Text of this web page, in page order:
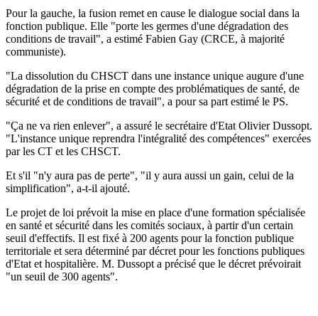
Pour la gauche, la fusion remet en cause le dialogue social dans la
fonction publique. Elle "porte les germes d'une dégradation des
conditions de travail", a estimé Fabien Gay (CRCE, à majorité
communiste).
"La dissolution du CHSCT dans une instance unique augure d'une
dégradation de la prise en compte des problématiques de santé, de
sécurité et de conditions de travail", a pour sa part estimé le PS.
"Ça ne va rien enlever", a assuré le secrétaire d'Etat Olivier Dussopt.
"L'instance unique reprendra l'intégralité des compétences" exercées
par les CT et les CHSCT.
Et s'il "n'y aura pas de perte", "il y aura aussi un gain, celui de la
simplification", a-t-il ajouté.
Le projet de loi prévoit la mise en place d'une formation spécialisée
en santé et sécurité dans les comités sociaux, à partir d'un certain
seuil d'effectifs. Il est fixé à 200 agents pour la fonction publique
territoriale et sera déterminé par décret pour les fonctions publiques
d'Etat et hospitalière. M. Dussopt a précisé que le décret prévoirait
"un seuil de 300 agents".